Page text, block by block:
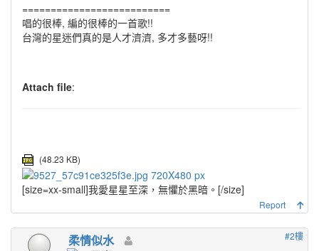
==========================
唱的很棒, 編的很棒的一首歌!!
台灣的星迷們真的是人才濟濟, 多才多藝呀!!
Attach file:
(48.23 KB)
[size=xx-small]我愛星星至深，無懼於黑暗。 [/size]
Report
#2樓
柔情似水